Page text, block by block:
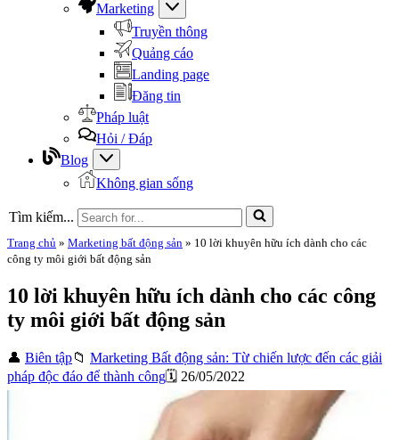
Marketing
Truyền thông
Quảng cáo
Landing page
Đăng tin
Pháp luật
Hỏi / Đáp
Blog
Không gian sống
Tìm kiếm...
Trang chủ » Marketing bất động sản » 10 lời khuyên hữu ích dành cho các
công ty môi giới bất động sản
10 lời khuyên hữu ích dành cho các công
ty môi giới bất động sản
👤 Biên tập📁 Marketing Bất động sản: Từ chiến lược đến các giải
pháp độc đáo để thành công🗓️ 26/05/2022